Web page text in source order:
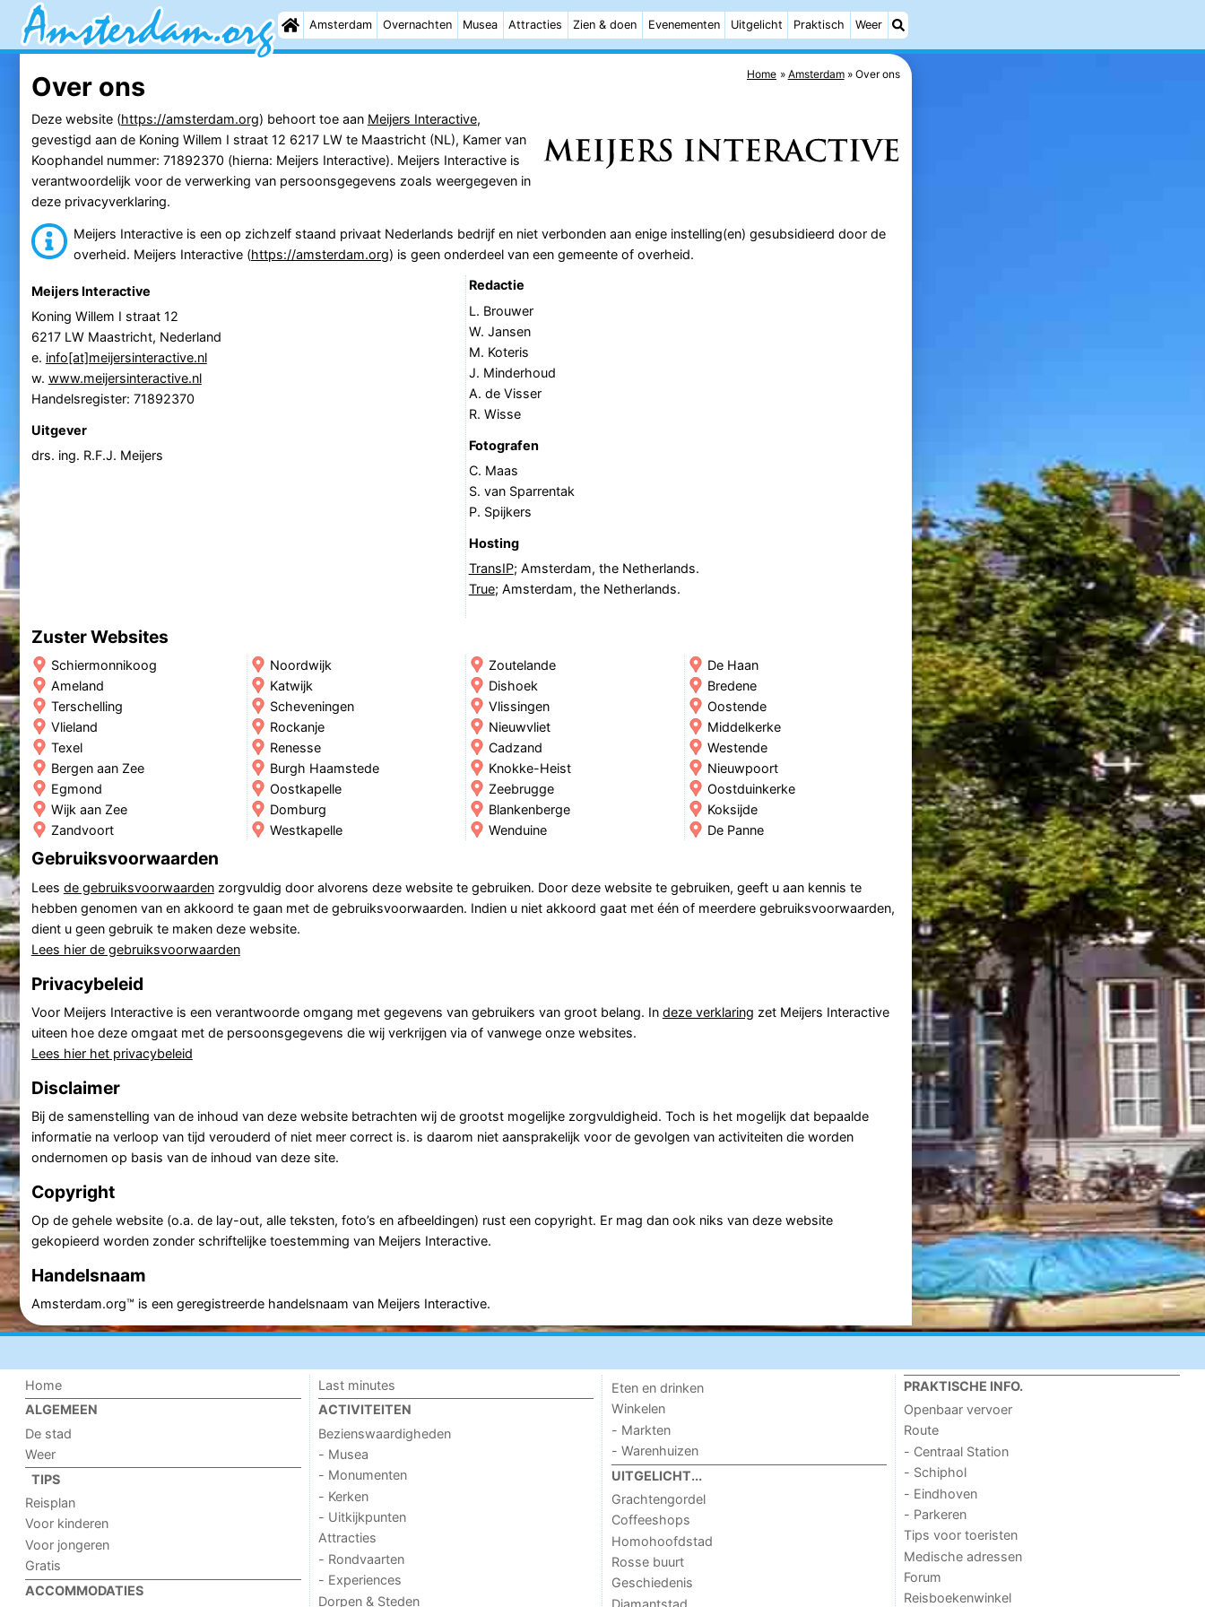
Amsterdam Overnachten Musea Attracties Zien & doen Evenementen Uitgelicht Praktisch Weer
Home Amsterdam Over ons
Over ons
Deze website (https://amsterdam.org) behoort toe aan Meijers Interactive,
gevestigd aan de Koning Willem I straat 12 6217 LW te Maastricht (NL), Kamer van
Koophandel nummer: 71892370 (hierna: Meijers Interactive). Meijers Interactive is
verantwoordelijk voor de verwerking van persoonsgegevens zoals weergegeven in
deze privacyverklaring.
Meijers Interactive is een op zichzelf staand privaat Nederlands bedrijf en niet verbonden aan enige instelling(en) gesubsidieerd door de
overheid. Meijers Interactive (https://amsterdam.org) is geen onderdeel van een gemeente of overheid.
Meijers Interactive
Koning Willem I straat 12
6217 LW Maastricht, Nederland
e. info[at]meijersinteractive.nl
w. www.meijersinteractive.nl
Handelsregister: 71892370
Uitgever
drs. ing. R.F.J. Meijers
Redactie
L. Brouwer
W. Jansen
M. Koteris
J. Minderhoud
A. de Visser
R. Wisse
Fotografen
C. Maas
S. van Sparrentak
P. Spijkers
Hosting
TransIP; Amsterdam, the Netherlands.
True; Amsterdam, the Netherlands.
Zuster Websites
Schiermonnikoog
Ameland
Terschelling
Vlieland
Texel
Bergen aan Zee
Egmond
Wijk aan Zee
Zandvoort
Noordwijk
Katwijk
Scheveningen
Rockanje
Renesse
Burgh Haamstede
Oostkapelle
Domburg
Westkapelle
Zoutelande
Dishoek
Vlissingen
Nieuwvliet
Cadzand
Knokke-Heist
Zeebrugge
Blankenberge
Wenduine
De Haan
Bredene
Oostende
Middelkerke
Westende
Nieuwpoort
Oostduinkerke
Koksijde
De Panne
Gebruiksvoorwaarden
Lees de gebruiksvoorwaardenzorgvuldig door alvorens deze website te gebruiken. Door deze website te gebruiken, geeft u aan kennis te
hebben genomen van en akkoord te gaan met de gebruiksvoorwaarden. Indien u niet akkoord gaat met één of meerdere gebruiksvoorwaarden,
dient u geen gebruik te maken deze website.
Lees hier de gebruiksvoorwaarden
Privacybeleid
Voor Meijers Interactive is een verantwoorde omgang met gegevens van gebruikers van groot belang. In deze verklaring zet Meijers Interactive
uiteen hoe deze omgaat met de persoonsgegevens die wij verkrijgen via of vanwege onze websites.
Lees hier het privacybeleid
Disclaimer
Bij de samenstelling van de inhoud van deze website betrachten wij de grootst mogelijke zorgvuldigheid. Toch is het mogelijk dat bepaalde
informatie na verloop van tijd verouderd of niet meer correct is. is daarom niet aansprakelijk voor de gevolgen van activiteiten die worden
ondernomen op basis van de inhoud van deze site.
Copyright
Op de gehele website (o.a. de lay-out, alle teksten, foto’s en afbeeldingen) rust een copyright. Er mag dan ook niks van deze website
gekopieerd worden zonder schriftelijke toestemming van Meijers Interactive.
Handelsnaam
Amsterdam.org™ is een geregistreerde handelsnaam van Meijers Interactive.
Home
ALGEMEEN
De stad
Weer
TIPS
Reisplan
Voor kinderen
Voor jongeren
Gratis
ACCOMMODATIES
Last minutes
ACTIVITEITEN
Bezienswaardigheden
- Musea
- Monumenten
- Kerken
- Uitkijkpunten
Attracties
- Rondvaarten
- Experiences
Dorpen & Steden
Eten en drinken
Winkelen
- Markten
- Warenhuizen
UITGELICHT...
Grachtengordel
Coffeeshops
Homohoofdstad
Rosse buurt
Geschiedenis
Diamantstad
PRAKTISCHE INFO.
Openbaar vervoer
Route
- Centraal Station
- Schiphol
- Eindhoven
- Parkeren
Tips voor toeristen
Medische adressen
Forum
Reisboekenwinkel